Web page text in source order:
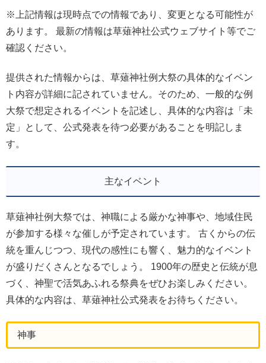
※上記情報は現時点での情報であり、変更となる可能性が
あります。 最新の情報は草薙神社公式ウェブサイト等でご
確認ください。
提供された情報からは、草薙神社例大祭の具体的なイベン
ト内容が詳細に記されていません。そのため、一般的な例
大祭で想定されるイベントを記述し、具体的な内容は「未
定」として、公式発表を待つ必要があることを明記しま
す。
主なイベント
草薙神社例大祭では、神職による厳かな神事や、地域住民
が参加する様々な催しが予定されています。 古くからの伝
統を重んじつつ、現代の感性にも響く、魅力的なイベント
が盛りだくさんとなるでしょう。 1900年の歴史と伝統が息
づく、神聖で活気あふれる祭典をぜひお楽しみください。
具体的な内容は、草薙神社公式発表をお待ちください。
神事